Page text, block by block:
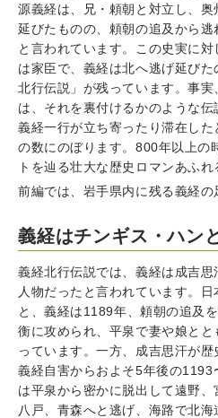
源義経は、兄・頼朝と対立し、
延びたものの、頼朝の追及から
と言われています。この史実に
は家臣で、義経は北へ逃げ延び
北行伝説」が残っています。事実
は、それを裏付けるかのような伝
義経一行が立ち寄ったり滞在し
の数にのぼります。800年以上の
トを辿る壮大な歴史ロマンあふれ
前編では、岩手県内に残る義経の
義経はチンギス・ハン
義経北行伝説では、義経は成吉
人物だったと言われています。
と、義経は1189年、頼朝の追及
衡に攻められ、平泉で妻や娘と
っています。一方、成吉思汗が歴
義経自害からおよそ5年後の
は平泉から密かに脱出して遠野
八戸、青森へと逃げ、海路で北